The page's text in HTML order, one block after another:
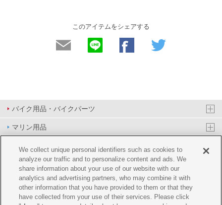
このアイテムをシェアする
バイク用品・バイクパーツ
マリン用品
PAS/YPJ用品
その他用品
イベント&エンターテイメント
オンラインショップ
We collect unique personal identifiers such as cookies to
analyze our traffic and to personalize content and ads. We
share information about your use of our website with our
analytics and advertising partners, who may combine it with
other information that you have provided to them or that they
have collected from your use of their services. Please click